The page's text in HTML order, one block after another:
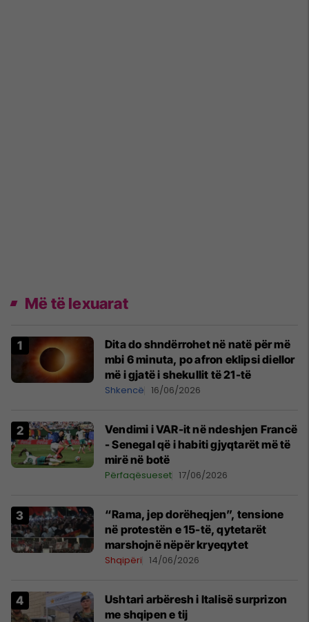
Më të lexuarat
Dita do shndërrohet në natë për më
mbi 6 minuta, po afron eklipsi diellor
më i gjatë i shekullit të 21-të
Shkencë 16/06/2026
Vendimi i VAR-it në ndeshjen Francë
- Senegal që i habiti gjyqtarët më të
mirë në botë
Përfaqësueset 17/06/2026
“Rama, jep dorëheqjen”, tensione
në protestën e 15-të, qytetarët
marshojnë nëpër kryeqytet
Shqipëri 14/06/2026
Ushtari arbëresh i Italisë surprizon
me shqipen e tij